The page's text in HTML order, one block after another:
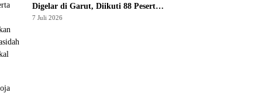
Digelar di Garut, Diikuti 88 Peserta
untuk Lestarikan Seni Qasidah dan
7 Juli 2026